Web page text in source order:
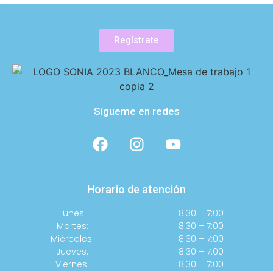
Regístrate
Sígueme en redes
Horario de atención
Lunes:
Martes:
Miércoles:
Jueves:
Viernes:
8:30 – 7:00
8:30 – 7:00
8:30 – 7:00
8:30 – 7:00
8:30 – 7:00